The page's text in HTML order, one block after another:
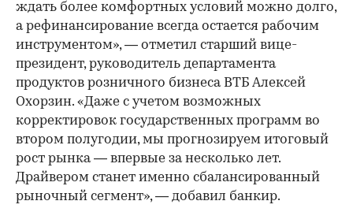
ждать более комфортных условий можно долго,
а рефинансирование всегда остается рабочим
инструментом», — отметил старший вице-
президент, руководитель департамента
продуктов розничного бизнеса ВТБ Алексей
Охорзин. «Даже с учетом возможных
корректировок государственных программ во
втором полугодии, мы прогнозируем итоговый
рост рынка — впервые за несколько лет.
Драйвером станет именно сбалансированный
рыночный сегмент», — добавил банкир.